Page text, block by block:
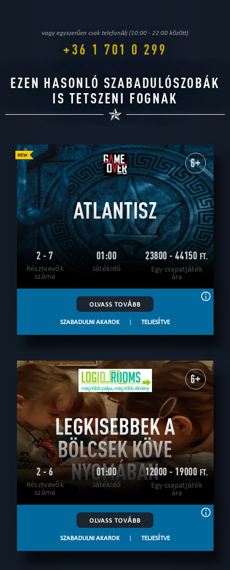
vagy egyszerűen csak telefonálj (10:00 - 22:00 között)
+36 1 701 0 299
EZEN HASONLÓ SZABADULÓSZOBÁK
IS TETSZENI FOGNAK
6+
ATLANTISZ
2 - 7
Résztvevők
száma
01:00
Játékidő
23800 - 44150FT.
Egy csapatjáték
ára
OLVASS TOVÁBB
SZABADULNI AKAROK | TELJESÍTVE
6+
LEGKISEBBEK A
BÖLCSEK KÖVE
NYOMÁBAN
2 - 6
Résztvevők
száma
01:00
Játékidő
12000 - 19000 FT.
Egy csapatjáték
ára
OLVASS TOVÁBB
SZABADULNI AKAROK | TELJESÍTVE